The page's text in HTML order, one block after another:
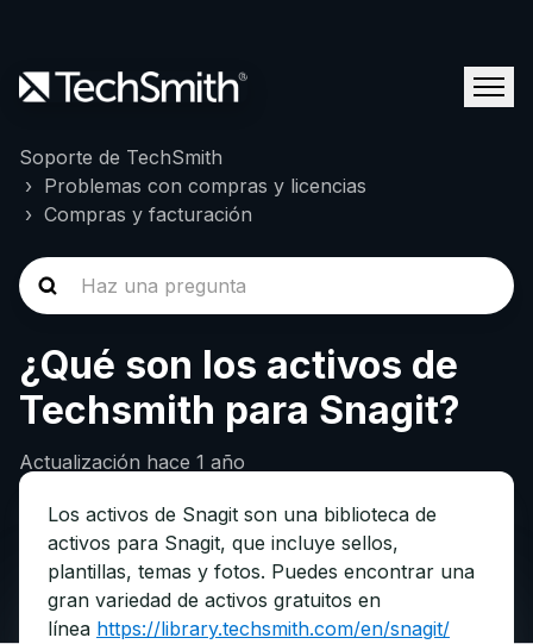
Soporte de TechSmith
Problemas con compras y licencias
Compras y facturación
¿Qué son los activos de
Techsmith para Snagit?
Actualización hace 1 año
Los activos de Snagit son una biblioteca de
activos para Snagit, que incluye sellos,
plantillas, temas y fotos. Puedes encontrar una
gran variedad de activos gratuitos en
línea https://library.techsmith.com/en/snagit/